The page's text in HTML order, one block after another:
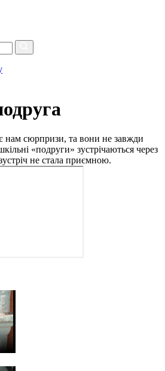
нам сюрпризи, та вони не завжди
«подруги» зустрічаються через
не стала приємною.